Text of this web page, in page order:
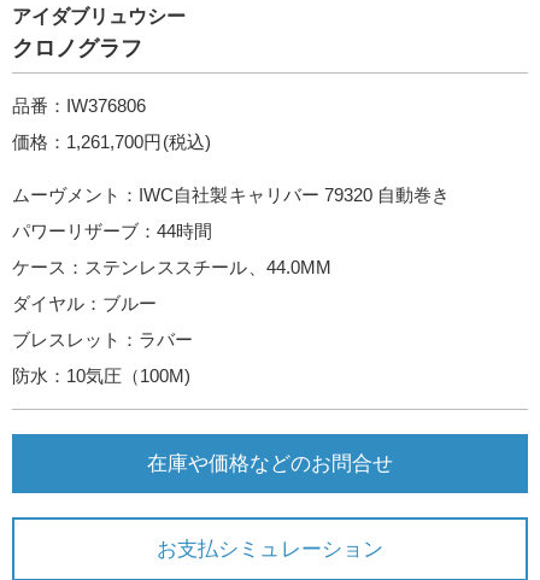
アイダブリュウシー
クロノグラフ
品番：IW376806
価格：1,261,700円(税込)
ムーヴメント：IWC自社製キャリバー 79320 自動巻き
パワーリザーブ：44時間
ケース：ステンレススチール、44.0MM
ダイヤル：ブルー
ブレスレット：ラバー
防水：10気圧（100M)
在庫や価格などのお問合せ
お支払シミュレーション